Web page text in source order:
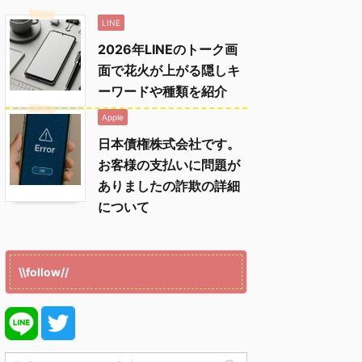
LINE
2026年LINEのトーク画
面で花火が上がる隠しキ
ーワードや種類を紹介
Apple
日本債権株式会社です。
お客様の支払いに問題が
ありましたの詐欺の詳細
について
\\follow//